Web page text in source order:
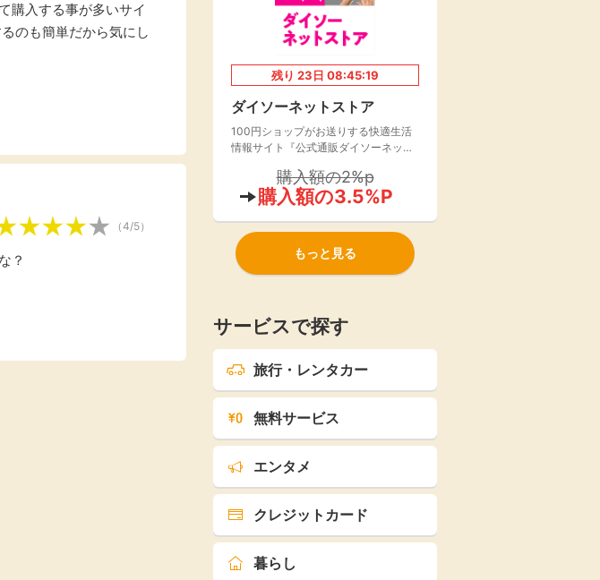
購入する事が多いサイ
のも簡単だから気にし
（4/5）
？
残り 23日 08:45:18
ダイソーネットストア
100円ショップがお送りする快適生活
情報サイト『公式通販ダイソーネット
購入額の2%p
購入額の3.5%P
もっと見る
サービスで探す
旅行・レンタカー
無料サービス
エンタメ
クレジットカード
暮らし